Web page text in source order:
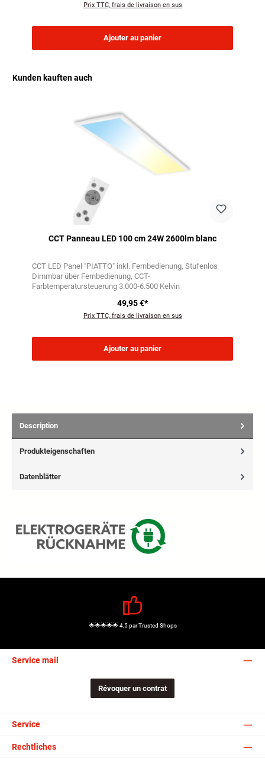
Prix TTC, frais de livraison en sus
Ajouter au panier
Kunden kauften auch
CCT Panneau LED 100 cm 24W 2600lm blanc
CCT LED Panel "PIATTO" inkl. Fernbedienung Stufenlos
Dimmbar über Fernbedienung CCT-
Farbtemperatursteuerung 3.000-6.500 Kelvin
49,95 €*
Prix TTC, frais de livraison en sus
Ajouter au panier
Description
Produkteigenschaften
Datenblätter
🌟🌟🌟🌟🌟 4,5 par Trusted Shops
Service mail
Révoquer un contrat
Service
Rechtliches